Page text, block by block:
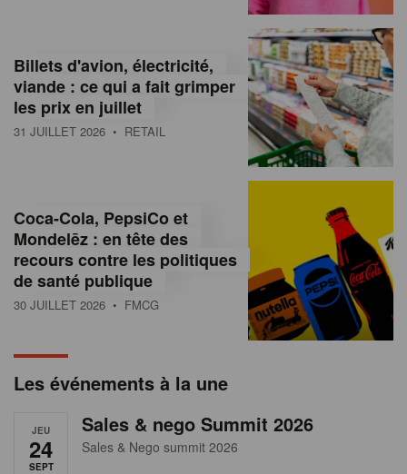
s
s
u
e
e
a
Billets d'avion, électricité,
viande : ce qui a fait grimper
les prix en juillet
31 JUILLET 2026 • RETAIL
Coca-Cola, PepsiCo et
Mondelēz : en tête des
recours contre les politiques
de santé publique
30 JUILLET 2026 • FMCG
Les événements à la une
JEU
24
SEPT
Sales & nego Summit 2026
Sales & Nego summit 2026